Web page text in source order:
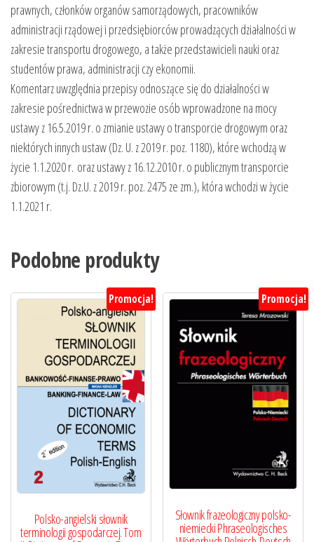
prawnych, członków organów samorządowych, pracowników
administracji rządowej i przedsiębiorców prowadzących działalności w
zakresie transportu drogowego, a także przedstawicieli nauki oraz
studentów prawa, administracji czy ekonomii.
Komentarz uwzględnia przepisy odnoszące się do działalności w
zakresie pośrednictwa w przewozie osób wprowadzone na mocy
ustawy z 16.5.2019 r. o zmianie ustawy o transporcie drogowym oraz
niektórych innych ustaw (Dz. U. z 2019 r. poz. 1180), które wchodzą w
życie 1.1.2020 r. oraz ustawy z 16.12.2010 r. o publicznym transporcie
zbiorowym (t.j. Dz.U. z 2019 r. poz. 2475 ze zm.), która wchodzi w życie
1.1.2021 r.
Podobne produkty
Promocja!
Polsko-angielski słownik
terminologii gospodarczej. Tom
Promocja!
Słownik frazeologiczny polsko-
niemiecki Phraseologisches